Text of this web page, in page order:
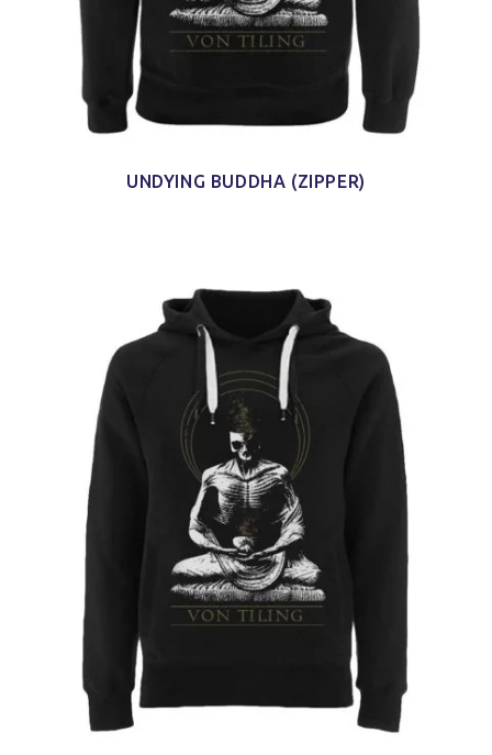
UNDYING BUDDHA (ZIPPER)